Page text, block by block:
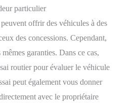
particulier
offrir des véhicules à des
des concessions. Cependant,
garanties. Dans ce cas,
routier pour évaluer le véhicule
peut également vous donner
avec le propriétaire